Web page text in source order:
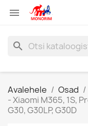

search
Avalehele Osad
- Xiaomi M365, 1S,
G30, G30LP, G30D